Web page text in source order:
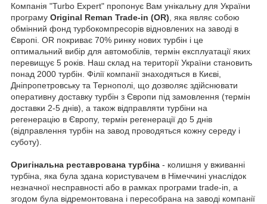
Компанія "Turbo Expert" пропонує Вам унікальну для України
програму Original Reman Trade-in (OR) , яка являє собою
обмінний фонд турбокомпресорів відновлених на заводі в
Європі. OR покриває 70% ринку нових турбін і це
оптимальний вибір для автомобілів, термін експлуатації яких
перевищує 5 років. Наш склад на території України становить
понад 2000 турбін. Філії компанії знаходяться в Києві,
Дніпропетровську та Тернополі, що дозволяє здійснювати
оперативну доставку турбін з Європи під замовлення (термін
доставки 2-5 днів), а також відправляти турбіни на
регенерацію в Європу, термін регенерації до 5 днів
(відправлення турбін на завод проводяться кожну середу і
суботу).
Оригінальна реставрована турбіна - колишня у вживанні
турбіна, яка була здана користувачем в Німеччині унаслідок
незначної несправності або в рамках програми trade-in, а
згодом була відремонтована і пересобрана на заводі компанії